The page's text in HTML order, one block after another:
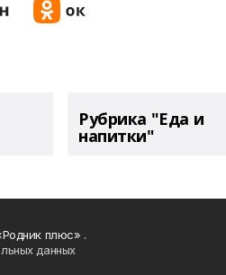
Рубрика "Еда и
напитки"
плюс» .
данных